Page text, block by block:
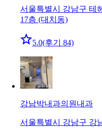
서울특별시 강남구 테
17층 (대치동)
5.0(후기 84)
강남박내과의원 내과
서울특별시 강남구 강